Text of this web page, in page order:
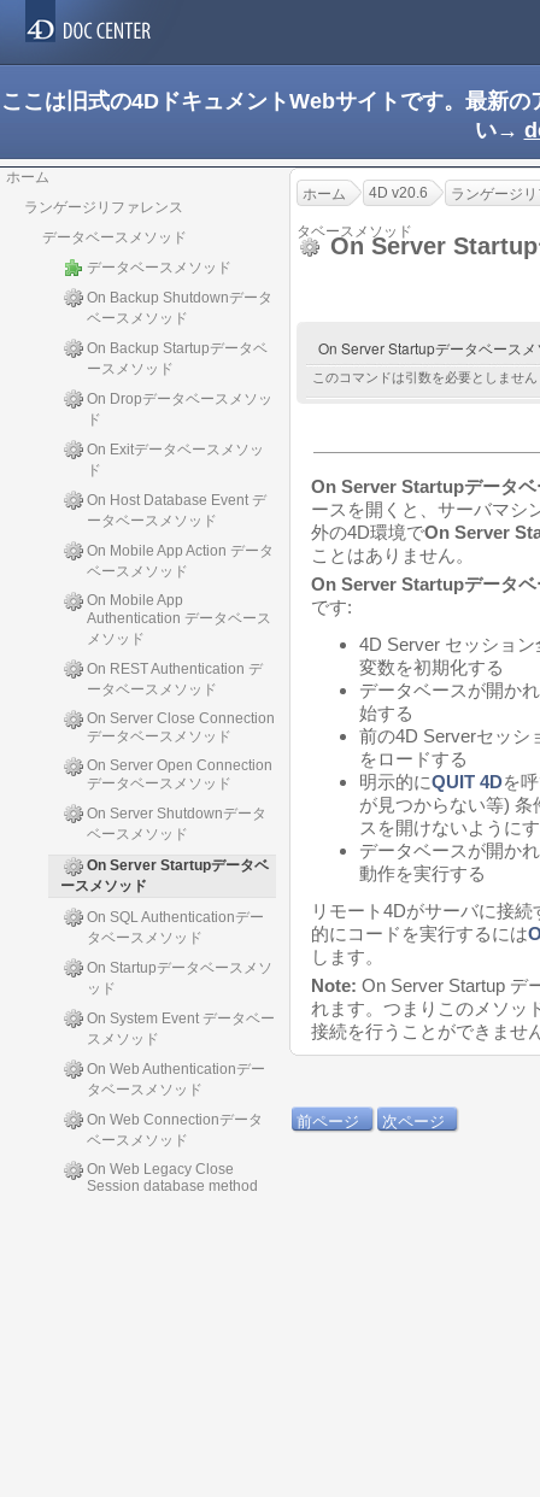
ここは旧式の4DドキュメントWebサイトです。最新
い→
ホーム
ランゲージリファレンス
データベースメソッド
データベースメソッド
On Backup Shutdownデータ
ベースメソッド
On Backup Startupデータベ
ースメソッド
On Dropデータベースメソッ
ド
On Exitデータベースメソッ
ド
On Host Database Event デ
ータベースメソッド
On Mobile App Action データ
ベースメソッド
On Mobile App
Authentication データベース
メソッド
On REST Authentication デ
ータベースメソッド
On Server Close Connection
データベースメソッド
On Server Open Connection
データベースメソッド
On Server Shutdownデータ
ベースメソッド
On Server Startupデータベ
ースメソッド
On SQL Authenticationデー
タベースメソッド
On Startupデータベースメソ
ッド
On System Event データベー
スメソッド
On Web Authenticationデー
タベースメソッド
On Web Connectionデータ
ベースメソッド
On Web Legacy Close
Session database method
ホーム 4D v20.6 ランゲージ
タベースメソッド
On Server
On Server Startupデータベース
このコマンドは引数を必要としません
On Server Startupデータベ
ースを開くと、サーバマシ
外の4D環境でOn Server
ことはありません。
On Server Startupデータベ
です:
4D Server セッショ
変数を初期化する
データベースが開か
始する
前の4D Serverセッシ
をロードする
明示的にQUIT 4Dを
が見つからない等)
スを開けないように
データベースが開か
動作を実行する
リモート4Dがサーバに接
的にコードを実行するには
します。
Note: On Server Startup デ
れます。つまりこのメソッ
接続を行うことができませ
前ページ 次ページ